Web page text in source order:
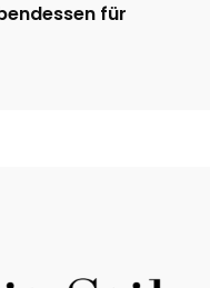
für